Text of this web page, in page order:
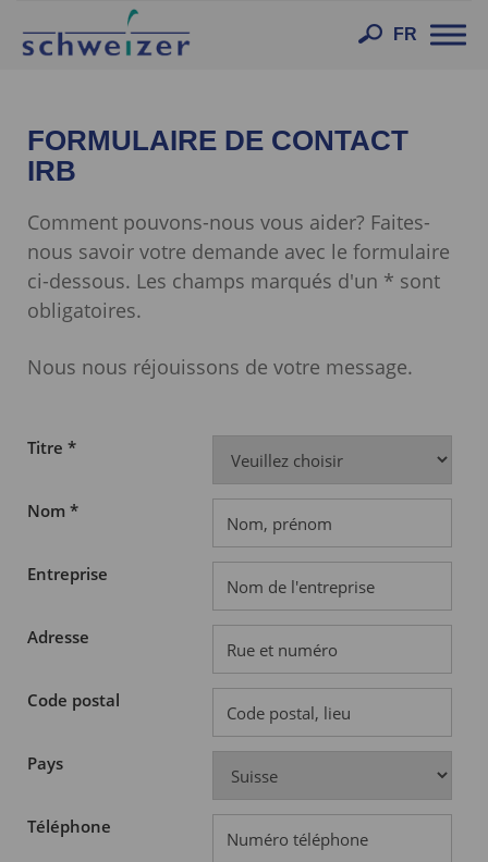
FR
FORMULAIRE DE CONTACT
IRB
Comment pouvons-nous vous aider? Faites-
nous savoir votre demande avec le formulaire
ci-dessous. Les champs marqués d'un * sont
obligatoires.
Nous nous réjouissons de votre message.
Titre *
Nom *
Entreprise
Adresse
Code postal
Pays
Téléphone